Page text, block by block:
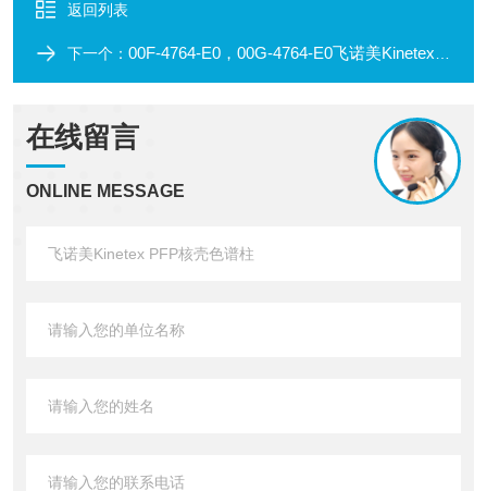
返回列表
下一个： 00F-4764-E0，00G-4764-E0飞诺美Kinetex PAH色谱柱
在线留言
ONLINE MESSAGE